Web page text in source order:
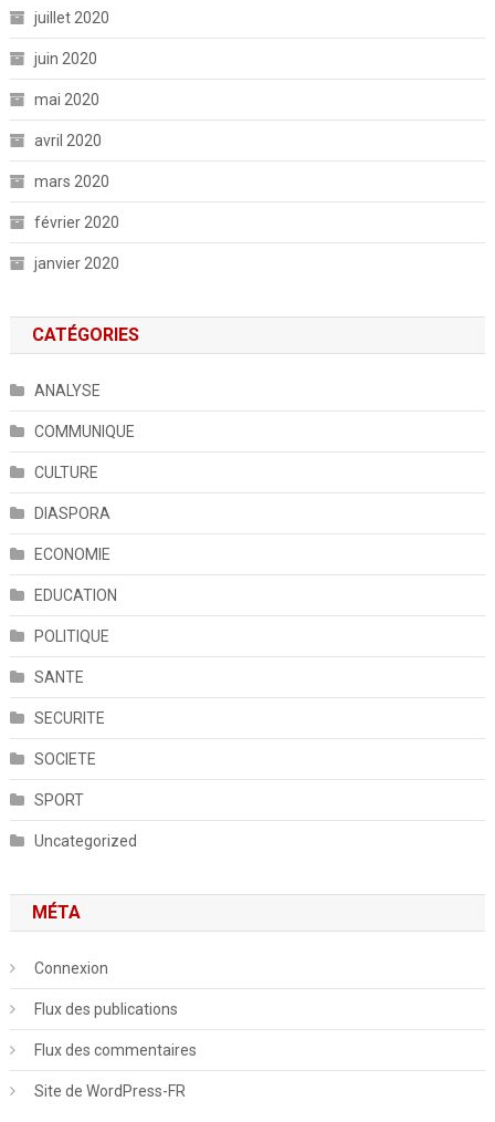
juillet 2020
juin 2020
mai 2020
avril 2020
mars 2020
février 2020
janvier 2020
CATÉGORIES
ANALYSE
COMMUNIQUE
CULTURE
DIASPORA
ECONOMIE
EDUCATION
POLITIQUE
SANTE
SECURITE
SOCIETE
SPORT
Uncategorized
MÉTA
Connexion
Flux des publications
Flux des commentaires
Site de WordPress-FR